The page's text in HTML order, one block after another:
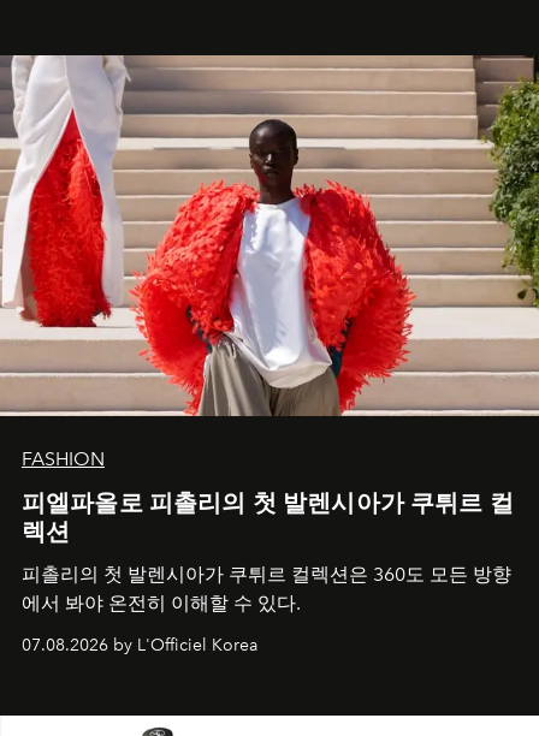
FASHION
피엘파올로 피촐리의 첫 발렌시아가 쿠튀르 컬
렉션
피촐리의 첫 발렌시아가 쿠튀르 컬렉션은 360도 모든 방향
에서 봐야 온전히 이해할 수 있다.
07.08.2026 by L'Officiel Korea